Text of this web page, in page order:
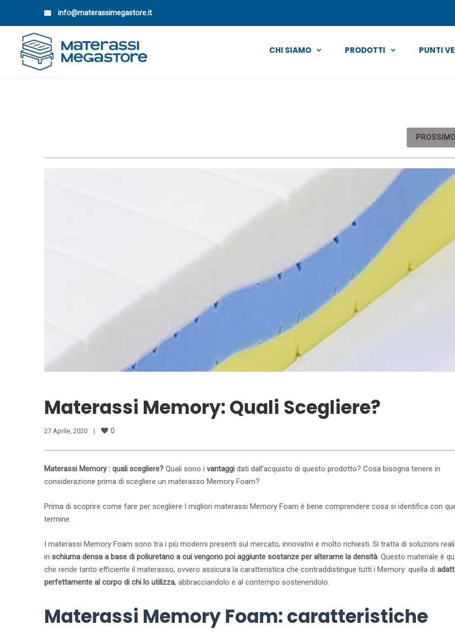
info@materassimegastore.it
CHI SIAMO PRODOTTI PUNTI
Materassi Memory: Quali Scegliere?
27 Aprile, 2020 | 0
Materassi Memory : quali scegliere? Quali sono i vantaggi dati dall’acquisto di questo prodotto? Cosa bisogna tenere in
considerazione prima di scegliere un materasso Memory Foam?
Prima di scoprire come fare per scegliere I migliori materassi Memory Foam è bene comprendere cosa si identifica con
termine.
I materassi Memory Foam sono tra i più moderni presenti sul mercato, innovativi e molto richiesti. Si tratta di soluzioni
in schiuma densa a base di poliuretano a cui vengono poi aggiunte sostanze per alterarne la densità. Questo materiale è
che rende tanto efficiente il materasso, ovvero assicura la caratteristica che contraddistingue tutti i Memory: quella di
perfettamente al corpo di chi lo utilizza, abbracciandolo e al contempo sostenendolo.
Materassi Memory Foam: caratteristiche